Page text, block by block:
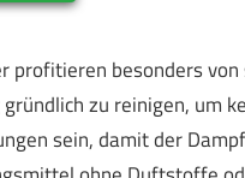
profitieren besonders
zu reinigen, um
sein, damit der